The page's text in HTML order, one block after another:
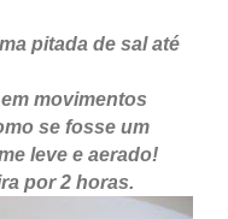
pitada de sal até
movimentos
se fosse um
leve e aerado!
por 2 horas.